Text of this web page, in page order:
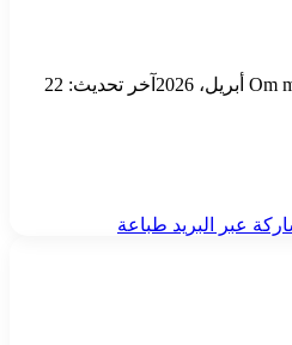
Om
آخر تحديث: 22
عبر البريد طباعة